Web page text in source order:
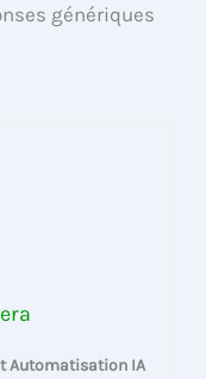
génériques
Automatisation IA